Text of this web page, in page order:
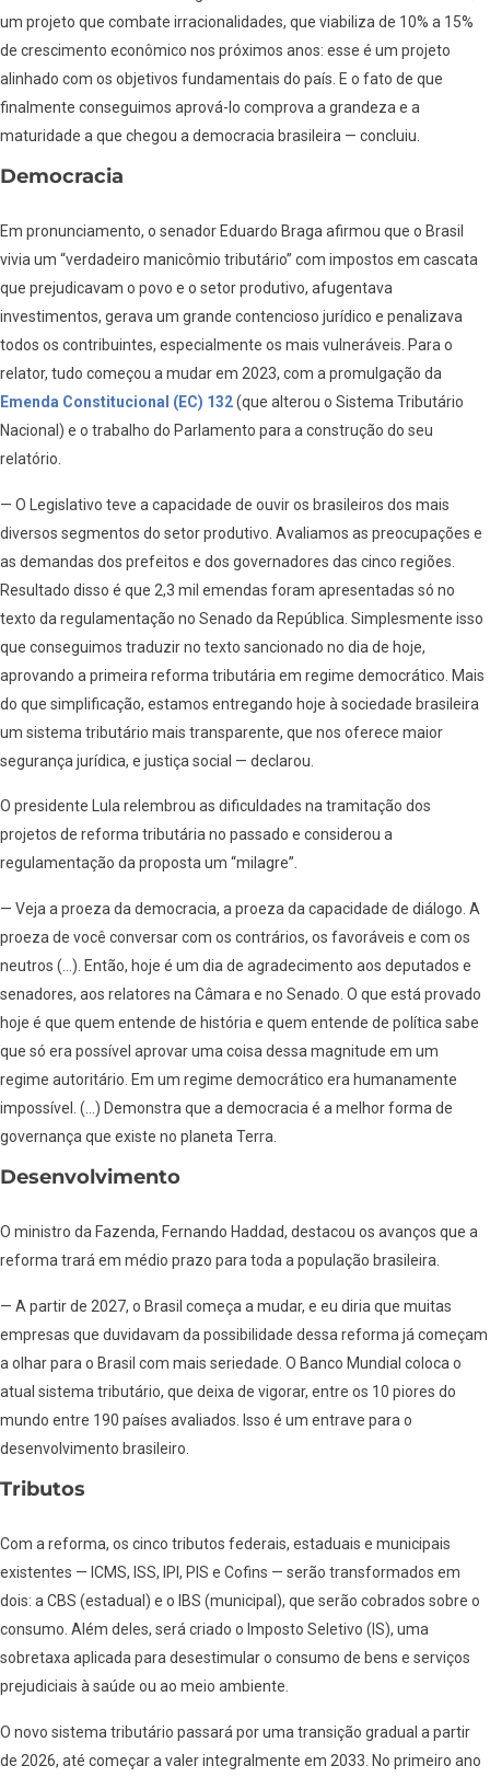
um projeto que combate irracionalidades, que viabiliza de 10% a 15%
de crescimento econômico nos próximos anos: esse é um projeto
alinhado com os objetivos fundamentais do país. E o fato de que
finalmente conseguimos aprová-lo comprova a grandeza e a
maturidade a que chegou a democracia brasileira — concluiu.
Democracia
Em pronunciamento, o senador Eduardo Braga afirmou que o Brasil
vivia um “verdadeiro manicômio tributário” com impostos em cascata
que prejudicavam o povo e o setor produtivo, afugentava
investimentos, gerava um grande contencioso jurídico e penalizava
todos os contribuintes, especialmente os mais vulneráveis. Para o
relator, tudo começou a mudar em 2023, com a promulgação da
Emenda Constitucional (EC) 132(que alterou o Sistema Tributário
Nacional) e o trabalho do Parlamento para a construção do seu
relatório.
— O Legislativo teve a capacidade de ouvir os brasileiros dos mais
diversos segmentos do setor produtivo. Avaliamos as preocupações e
as demandas dos prefeitos e dos governadores das cinco regiões.
Resultado disso é que 2,3 mil emendas foram apresentadas só no
texto da regulamentação no Senado da República. Simplesmente isso
que conseguimos traduzir no texto sancionado no dia de hoje,
aprovando a primeira reforma tributária em regime democrático. Mais
do que simplificação, estamos entregando hoje à sociedade brasileira
um sistema tributário mais transparente, que nos oferece maior
segurança jurídica, e justiça social — declarou.
O presidente Lula relembrou as dificuldades na tramitação dos
projetos de reforma tributária no passado e considerou a
regulamentação da proposta um “milagre”.
— Veja a proeza da democracia, a proeza da capacidade de diálogo. A
proeza de você conversar com os contrários, os favoráveis e com os
neutros (…). Então, hoje é um dia de agradecimento aos deputados e
senadores, aos relatores na Câmara e no Senado. O que está provado
hoje é que quem entende de história e quem entende de política sabe
que só era possível aprovar uma coisa dessa magnitude em um
regime autoritário. Em um regime democrático era humanamente
impossível. (…) Demonstra que a democracia é a melhor forma de
governança que existe no planeta Terra.
Desenvolvimento
O ministro da Fazenda, Fernando Haddad, destacou os avanços que a
reforma trará em médio prazo para toda a população brasileira.
— A partir de 2027, o Brasil começa a mudar, e eu diria que muitas
empresas que duvidavam da possibilidade dessa reforma já começam
a olhar para o Brasil com mais seriedade. O Banco Mundial coloca o
atual sistema tributário, que deixa de vigorar, entre os 10 piores do
mundo entre 190 países avaliados. Isso é um entrave para o
desenvolvimento brasileiro.
Tributos
Com a reforma, os cinco tributos federais, estaduais e municipais
existentes — ICMS, ISS, IPI, PIS e Cofins — serão transformados em
dois: a CBS (estadual) e o IBS (municipal), que serão cobrados sobre o
consumo. Além deles, será criado o Imposto Seletivo (IS), uma
sobretaxa aplicada para desestimular o consumo de bens e serviços
prejudiciais à saúde ou ao meio ambiente.
O novo sistema tributário passará por uma transição gradual a partir
de 2026, até começar a valer integralmente em 2033. No primeiro ano